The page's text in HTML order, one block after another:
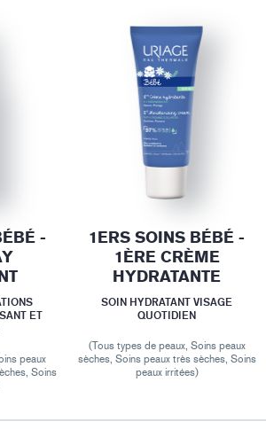
-
ET
peaux
Soins
1ERS SOINS BÉBÉ -
1ÈRE CRÈME
HYDRATANTE
SOIN HYDRATANT VISAGE
QUOTIDIEN
(Tous types de peaux, Soins peaux
sèches, Soins peaux très sèches, Soins
peaux irritées)